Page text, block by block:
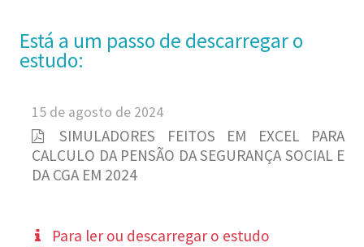
Está a um passo de descarregar o
estudo:
15 de agosto de 2024
SIMULADORES FEITOS EM EXCEL PARA
CALCULO DA PENSÃO DA SEGURANÇA SOCIAL E
DA CGA EM 2024
Para ler ou descarregar o estudo